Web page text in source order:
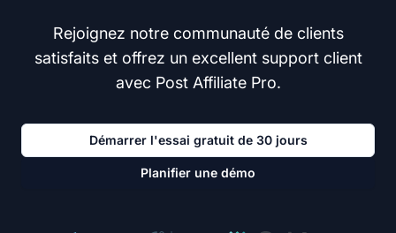
Rejoignez notre communauté de clients
satisfaits et offrez un excellent support client
avec Post Affiliate Pro.
Démarrer l'essai gratuit de 30 jours
Planifier une démo